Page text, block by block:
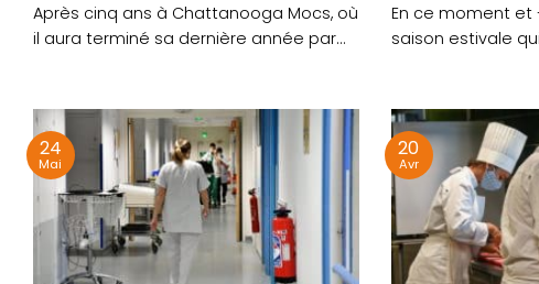
Après cinq ans à Chattanooga Mocs, où
il aura terminé sa dernière année par
En ce moment et
saison estivale
24
Mai
20
Avr